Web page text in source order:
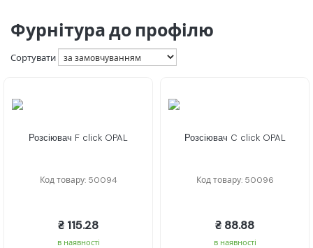
Фурнітура до профілю
Сортувати
Розсіювач F click OPAL
Код товару: 50094
₴ 115.28
в наявності
Розсіювач C click OPAL
Код товару: 50096
₴ 88.88
в наявності